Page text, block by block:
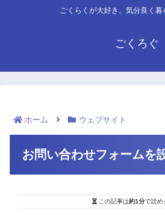
ごくらくが大好き。気分良く暮
ごくろぐ
ホーム ウェブサイト
お問い合わせフォームを
この記事は約1分で読め